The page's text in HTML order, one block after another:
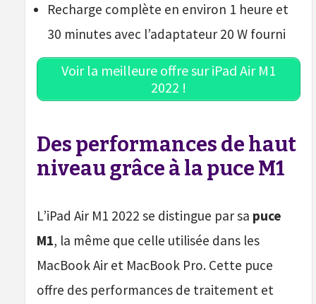
Recharge complète en environ 1 heure et
30 minutes avec l’adaptateur 20 W fourni
Voir la meilleure offre sur iPad Air M1
2022 !
Des performances de haut
niveau grâce à la puce M1
L’iPad Air M1 2022 se distingue par sa puce
M1, la même que celle utilisée dans les
MacBook Air et MacBook Pro. Cette puce
offre des performances de traitement et